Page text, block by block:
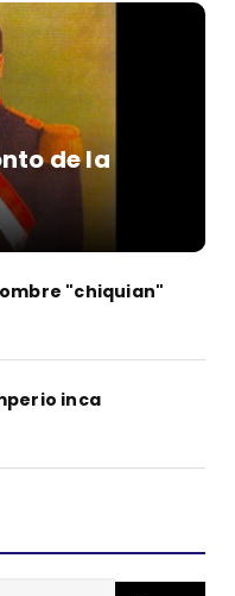
de la
"chiquian"
inca